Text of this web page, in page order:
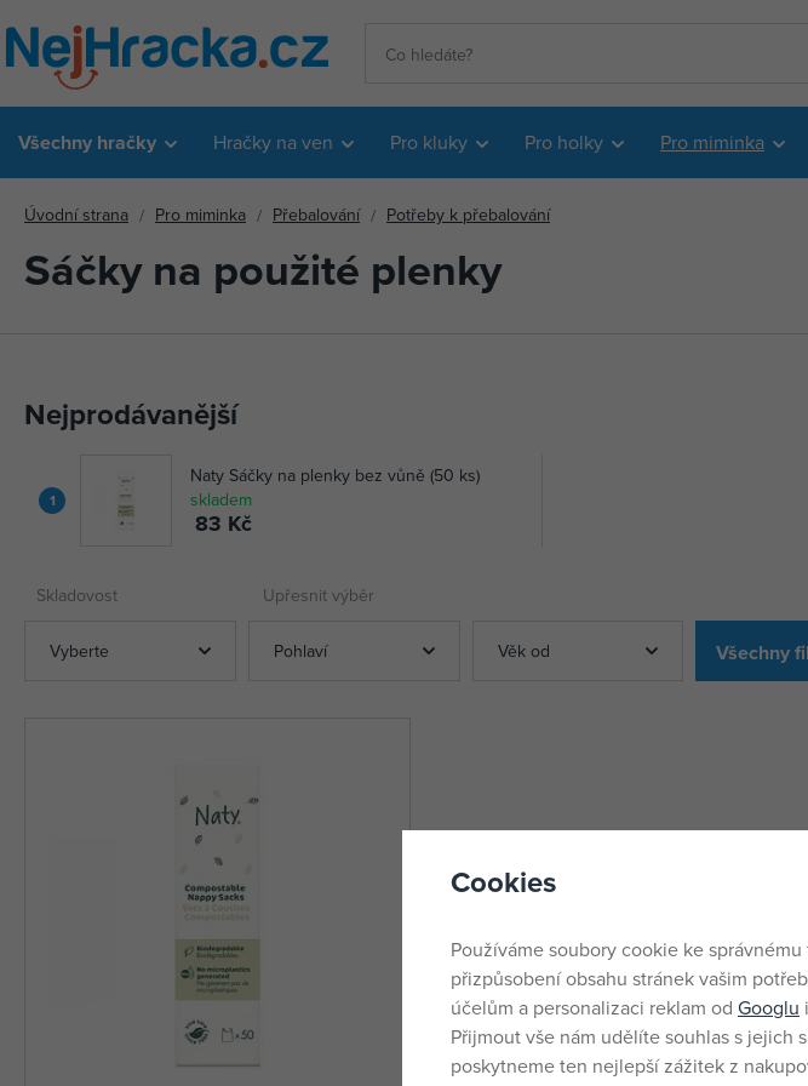
Všechny hračky Hračky na ven Pro kluky Pro holky Pro miminka
Úvodní strana Pro miminka Přebalování Potřeby k přebalování
Sáčky na použité plenky
Nejprodávanější
1
Naty Sáčky na plenky bez vůně (50 ks)
skladem
83 Kč
Skladovost Upřesnit výběr
Vyberte Pohlaví Věk od Všechny
Cookies
Používáme soubory cookie ke
přizpůsobení obsahu stránek vašim
účelům a personalizaci reklam od Googlu
Přijmout vše nám udělíte souhlas s jejich
poskytneme ten nejlepší zážitek z